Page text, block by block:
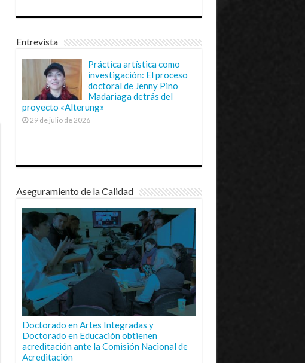
Entrevista
Práctica artística como
investigación: El proceso
doctoral de Jenny Pino
Madariaga detrás del
proyecto «Alterung»
29 de julio de 2026
Aseguramiento de la Calidad
Doctorado en Artes Integradas y
Doctorado en Educación obtienen
acreditación ante la Comisión Nacional de
Acreditación